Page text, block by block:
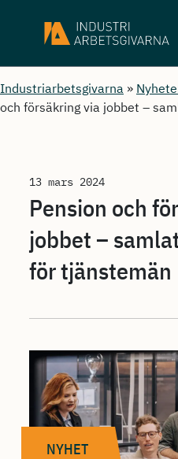
Industriarbetsgivarna »
och försäkring via jobbet –
13 mars 2024
Pension och
jobbet –
för tjänstemän
NYHET